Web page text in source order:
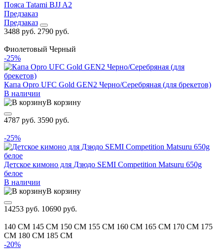
Пояса Tatami BJJ A2
Предзаказ
Предзаказ
3488 руб. 2790 руб.
Фиолетовый Черный
-25%
Капа Opro UFC Gold GEN2 Черно/Серебряная (для брекетов)
В наличии
В корзину
4787 руб. 3590 руб.
-25%
Детское кимоно для Дзюдо SEMI Competition Matsuru 650g
белое
В наличии
В корзину
14253 руб. 10690 руб.
140 CM 145 CM 150 CM 155 CM 160 CM 165 CM 170 CM 175
CM 180 CM 185 CM
-20%